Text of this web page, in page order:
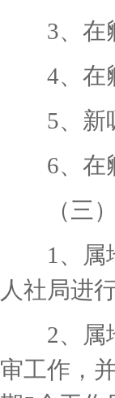
3、在孵
4、在孵
5、新吸
6、在孵
（三）
1、属地
人社局进
2、属地
审工作，